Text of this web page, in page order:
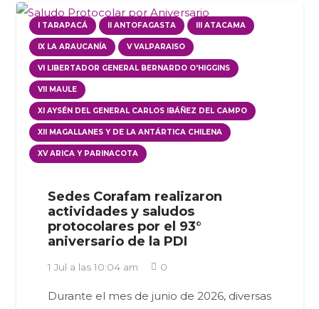
I TARAPACÁ II ANTOFAGASTA III ATACAMA
IX LA ARAUCANÍA V VALPARAISO
VI LIBERTADOR GENERAL BERNARDO O'HIGGINS
VII MAULE
XI AYSÉN DEL GENERAL CARLOS IBÁÑEZ DEL CAMPO
XII MAGALLANES Y DE LA ANTÁRTICA CHILENA
XV ARICA Y PARINACOTA
Sedes Corafam realizaron
actividades y saludos
protocolares por el 93°
aniversario de la PDI
1 Jul a las 10:04 am 0
Durante el mes de junio de 2026, diversas